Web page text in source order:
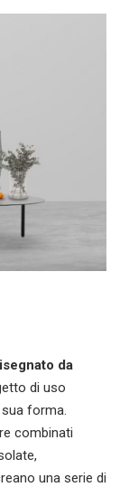
da
di uso
forma.
combinati
una serie di